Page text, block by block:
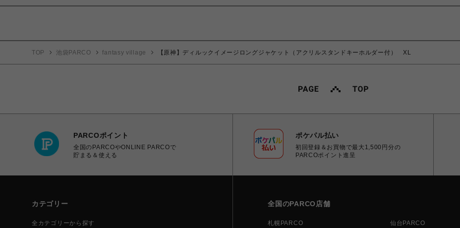
TOP 池袋PARCO fantasy village 【原神】ディルックイメージロングジャケット（アクリルスタンドキーホルダー付） XL
PARCOポイント
全国のPARCOやONLINE PARCOで
貯まる＆使える
ポケパル払い
初回登録＆お買物で最大1,500円分の
PARCOポイント進呈
カテゴリー
全カテゴリーから探す
全国のPARCO店舗
札幌PARCO 仙台PARCO